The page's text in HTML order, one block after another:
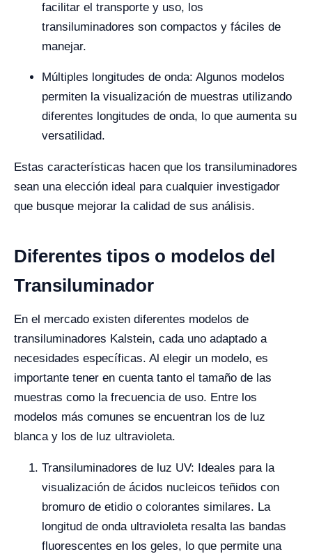
facilitar el transporte y uso, los
transiluminadores son compactos y fáciles de
manejar.
Múltiples longitudes de onda: Algunos modelos
permiten la visualización de muestras utilizando
diferentes longitudes de onda, lo que aumenta su
versatilidad.
Estas características hacen que los transiluminadores
sean una elección ideal para cualquier investigador
que busque mejorar la calidad de sus análisis.
Diferentes tipos o modelos del
Transiluminador
En el mercado existen diferentes modelos de
transiluminadores Kalstein, cada uno adaptado a
necesidades específicas. Al elegir un modelo, es
importante tener en cuenta tanto el tamaño de las
muestras como la frecuencia de uso. Entre los
modelos más comunes se encuentran los de luz
blanca y los de luz ultravioleta.
Transiluminadores de luz UV: Ideales para la
visualización de ácidos nucleicos teñidos con
bromuro de etidio o colorantes similares. La
longitud de onda ultravioleta resalta las bandas
fluorescentes en los geles, lo que permite una